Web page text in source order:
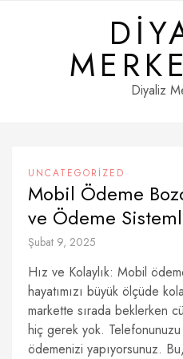
Diyaliz
UNCATEGORIZED
Mobil Ödeme
ve Ödeme
Şubat 9, 2025
Hız ve Kolaylık: Mobil
hayatımızı büyük ölçüde
markette sırada beklerken
hiç gerek yok. Telefonunuzu
ödemenizi yapıyorsunuz.